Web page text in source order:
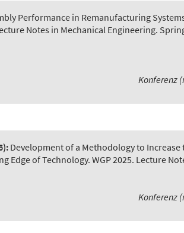
Performance in Remanufacturing
Notes in Mechanical Engineering.
Konferenz
Development of a Methodology to Increase
Edge of Technology. WGP 2025. Lecture
Konferenz